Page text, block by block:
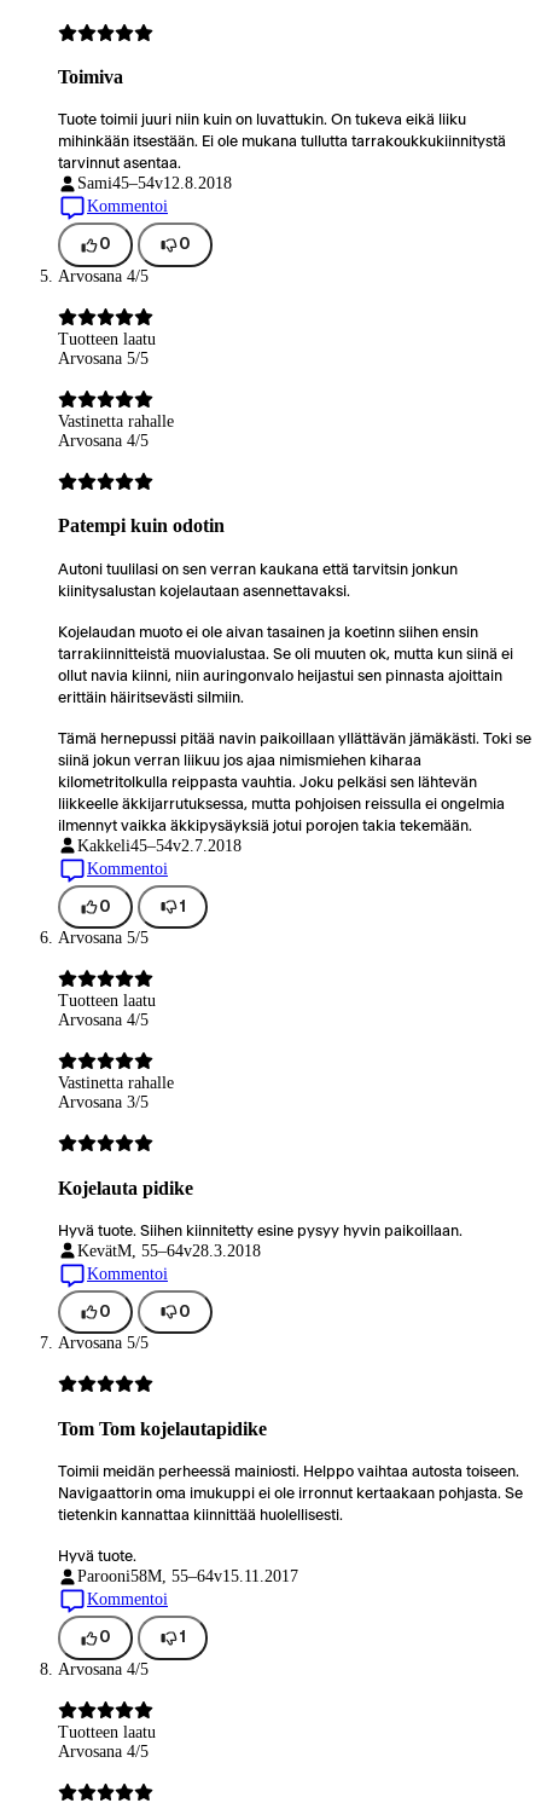
Toimiva
Tuote toimii juuri niin kuin on luvattukin. On tukeva eikä liiku
mihinkään itsestään. Ei ole mukana tullutta tarrakoukkukiinnitystä
tarvinnut asentaa.
Sami45–54v12.8.2018
Kommentoi
0 0
Arvosana 4/5
Tuotteen laatu
Arvosana 5/5
Vastinetta rahalle
Arvosana 4/5
Patempi kuin odotin
Autoni tuulilasi on sen verran kaukana että tarvitsin jonkun
kiinitysalustan kojelautaan asennettavaksi.
Kojelaudan muoto ei ole aivan tasainen ja koetinn siihen ensin
tarrakiinnitteistä muovialustaa. Se oli muuten ok, mutta kun siinä ei
ollut navia kiinni, niin auringonvalo heijastui sen pinnasta ajoittain
erittäin häiritsevästi silmiin.
Tämä hernepussi pitää navin paikoillaan yllättävän jämäkästi. Toki se
siinä jokun verran liikuu jos ajaa nimismiehen kiharaa
kilometritolkulla reippasta vauhtia. Joku pelkäsi sen lähtevän
liikkeelle äkkijarrutuksessa, mutta pohjoisen reissulla ei ongelmia
ilmennyt vaikka äkkipysäyksiä jotui porojen takia tekemään.
Kakkeli45–54v2.7.2018
Kommentoi
0 1
Arvosana 5/5
Tuotteen laatu
Arvosana 4/5
Vastinetta rahalle
Arvosana 3/5
Kojelauta pidike
Hyvä tuote. Siihen kiinnitetty esine pysyy hyvin paikoillaan.
KevätM, 55–64v28.3.2018
Kommentoi
0 0
Arvosana 5/5
Tom Tom kojelautapidike
Toimii meidän perheessä mainiosti. Helppo vaihtaa autosta toiseen.
Navigaattorin oma imukuppi ei ole irronnut kertaakaan pohjasta. Se
tietenkin kannattaa kiinnittää huolellisesti.
Hyvä tuote.
Parooni58M, 55–64v15.11.2017
Kommentoi
0 1
Arvosana 4/5
Tuotteen laatu
Arvosana 4/5